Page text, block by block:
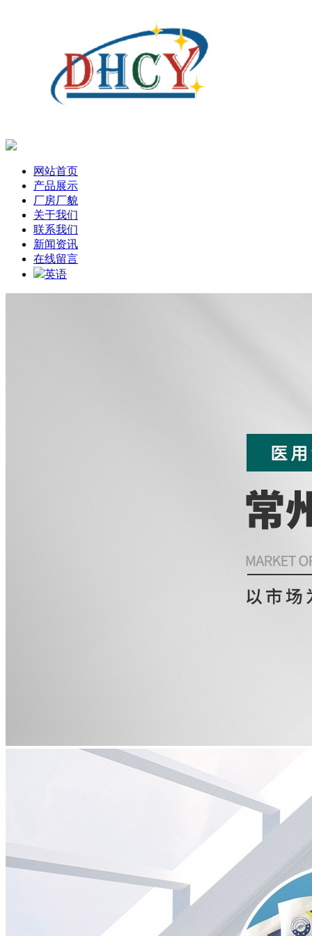
网站首页
产品展示
厂房厂貌
关于我们
联系我们
新闻资讯
在线留言
英语